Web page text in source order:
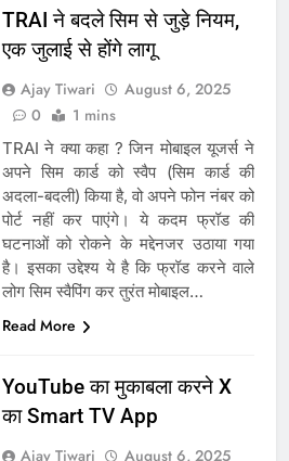
TRAI ने बदले सिम से जुड़े नियम,
एक जुलाई से होंगे लागू
Ajay Tiwari
August 6, 2025
0
1 mins
TRAI ने क्या कहा ? जिन मोबाइल यूजर्स ने
अपने सिम कार्ड को स्वैप (सिम कार्ड की
अदला-बदली) किया है, वो अपने फोन नंबर को
पोर्ट नहीं कर पाएंगे। ये कदम फ्रॉड की
घटनाओं को रोकने के मद्देनजर उठाया गया
है। इसका उद्देश्य ये है कि फ्रॉड करने वाले
लोग सिम स्वैपिंग कर तुरंत मोबाइल…
Read More
YouTube का मुकाबला करने X
का Smart TV App
Ajay Tiwari
August 6, 2025